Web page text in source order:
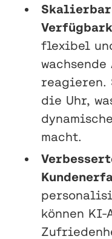
flexibel
reagieren.
die Uhr,
macht.
können KI-